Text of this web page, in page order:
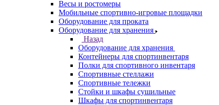
Весы и ростомеры
Мобильные спортивно-игровые площадки
Оборудование для проката
Оборудование для хранения
Назад
Оборудование для хранения
Контейнеры для спортинвентаря
Полки для спортивного инвентаря
Спортивные стеллажи
Спортивные тележки
Стойки и шкафы сушильные
Шкафы для спортинвентаря